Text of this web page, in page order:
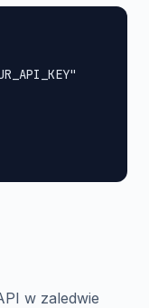
w zaledwie